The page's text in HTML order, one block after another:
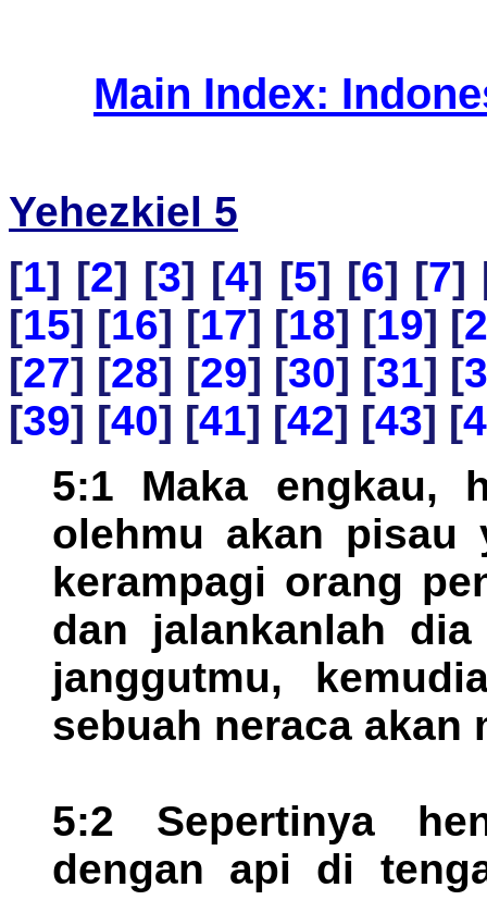
Main Index:
Yehezkiel 5
[1] [2] [3] [4] [5] [6] [7]
[15] [16] [17] [18] [19] [
[27] [28] [29] [30] [31] [
[39] [40] [41] [42] [43] [
5:1 Maka engkau,
olehmu akan pisau
kerampagi orang
dan jalankanlah
janggutmu,
sebuah neraca akan
5:2 Sepertinya
dengan api di